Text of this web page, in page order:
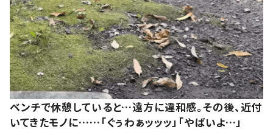
ベンチで休憩していると…遠方に違和感。その後、近付
いてきたモノに……「ぐぅわぁッッッ」「やばいよ…」